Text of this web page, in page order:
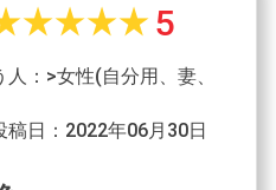
star_ratestar_ratestar_ratestar_rate 5
：>女性(自分用、妻、
稿日：2022年06月30日